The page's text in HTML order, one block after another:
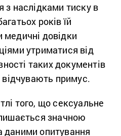
з наслідками тиску в
років їй
довідки
утриматися від
таких документів
відчувають примус.
того, що сексуальне
значною
опитування